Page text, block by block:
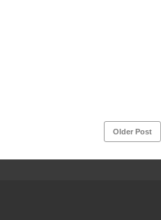
Older Post